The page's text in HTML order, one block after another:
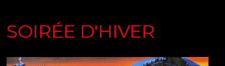
SOIRÉE D'HIVER